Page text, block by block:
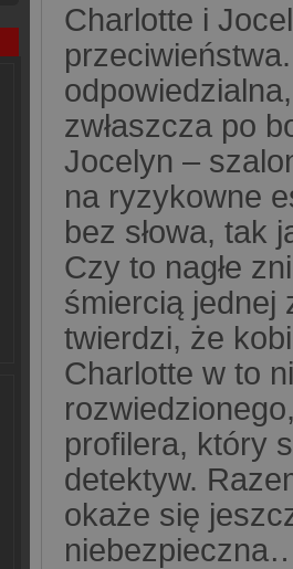
Charlotte i
zwłaszcza po
Jocelyn –
na ryzykowne
bez słowa, tak
Czy to nagłe
śmiercią jednej
twierdzi, że
Charlotte w to
profilera, który
detektyw.
okaże się